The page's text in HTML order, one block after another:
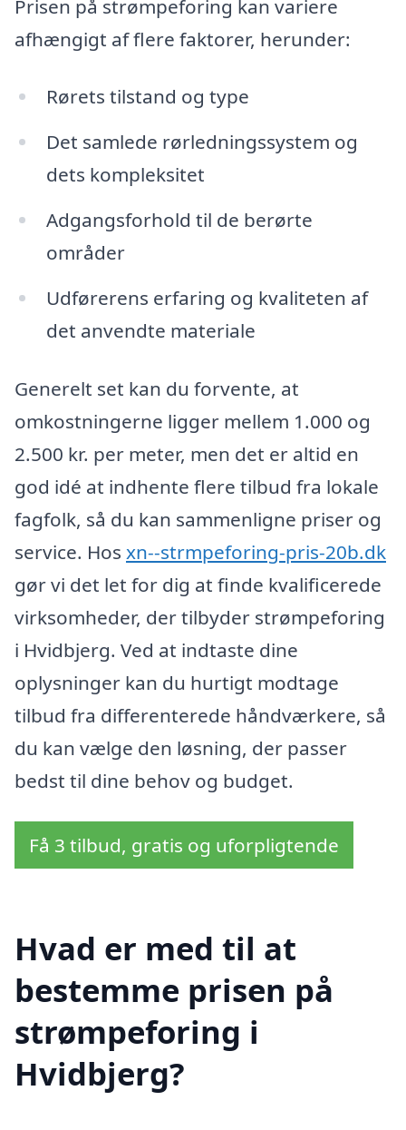
Prisen på strømpeforing kan variere
afhængigt af flere faktorer, herunder:
Rørets tilstand og type
Det samlede rørledningssystem og
dets kompleksitet
Adgangsforhold til de berørte
områder
Udførerens erfaring og kvaliteten af
det anvendte materiale
Generelt set kan du forvente, at
omkostningerne ligger mellem 1.000 og
2.500 kr. per meter, men det er altid en
god idé at indhente flere tilbud fra lokale
fagfolk, så du kan sammenligne priser og
service. Hos xn--strmpeforing-pris-20b.dk
gør vi det let for dig at finde kvalificerede
virksomheder, der tilbyder strømpeforing
i Hvidbjerg. Ved at indtaste dine
oplysninger kan du hurtigt modtage
tilbud fra differenterede håndværkere, så
du kan vælge den løsning, der passer
bedst til dine behov og budget.
Få 3 tilbud, gratis og uforpligtende
Hvad er med til at
bestemme prisen på
strømpeforing i
Hvidbjerg?